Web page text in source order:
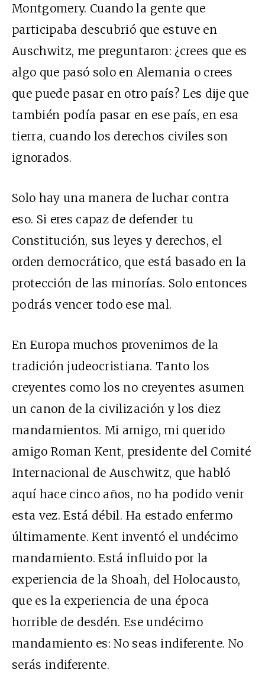
Montgomery. Cuando la gente que
participaba descubrió que estuve en
Auschwitz, me preguntaron: ¿crees que es
algo que pasó solo en Alemania o crees
que puede pasar en otro país? Les dije que
también podía pasar en ese país, en esa
tierra, cuando los derechos civiles son
ignorados.
Solo hay una manera de luchar contra
eso. Si eres capaz de defender tu
Constitución, sus leyes y derechos, el
orden democrático, que está basado en la
protección de las minorías. Solo entonces
podrás vencer todo ese mal.
En Europa muchos provenimos de la
tradición judeocristiana. Tanto los
creyentes como los no creyentes asumen
un canon de la civilización y los diez
mandamientos. Mi amigo, mi querido
amigo Roman Kent, presidente del Comité
Internacional de Auschwitz, que habló
aquí hace cinco años, no ha podido venir
esta vez. Está débil. Ha estado enfermo
últimamente. Kent inventó el undécimo
mandamiento. Está influido por la
experiencia de la Shoah, del Holocausto,
que es la experiencia de una época
horrible de desdén. Ese undécimo
mandamiento es: No seas indiferente. No
serás indiferente.